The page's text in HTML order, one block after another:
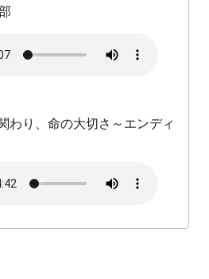
わり、命の大切さ～エンディ